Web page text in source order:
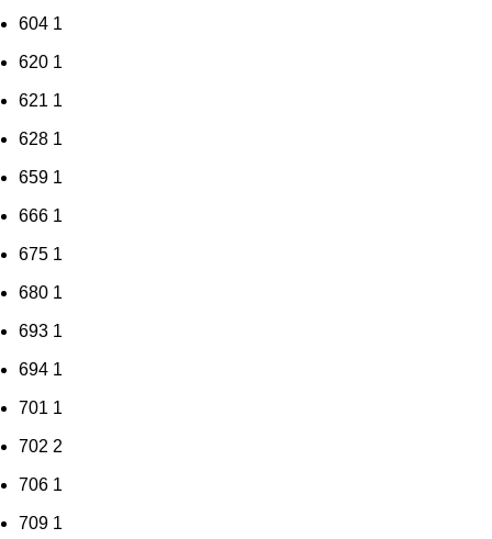
604 1
620 1
621 1
628 1
659 1
666 1
675 1
680 1
693 1
694 1
701 1
702 2
706 1
709 1